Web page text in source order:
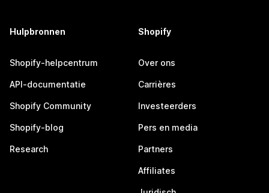
Hulpbronnen
Shopify-helpcentrum
API-documentatie
Shopify Community
Shopify-blog
Research
Shopify
Over ons
Carrières
Investeerders
Pers en media
Partners
Affiliates